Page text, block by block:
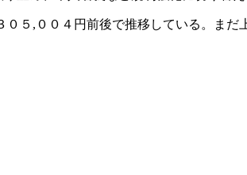
５,００４円前後で推移している。まだ